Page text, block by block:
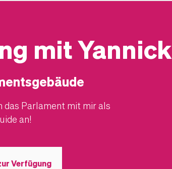
mit Yannick
das Parlament mit mir als
an!
Verfügung